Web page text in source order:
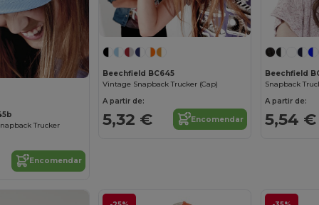
Trucker
Encomendar
Beechfield BC645
Vintage Snapback Trucker (Cap)
A partir de:
5,32 € Encomendar
Beechfield
Snapback
A partir de:
5,54 €